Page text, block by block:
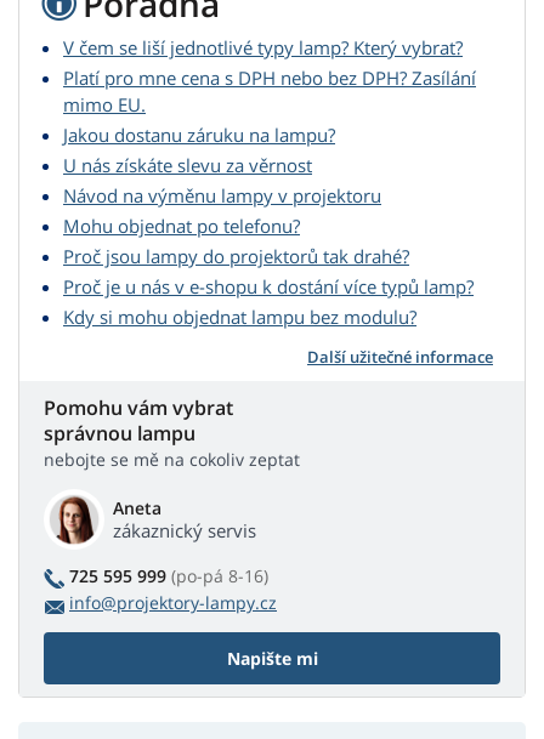
V čem se liší jednotlivé typy lamp? Který vybrat?
Platí pro mne cena s DPH nebo bez DPH? Zasílání
mimo EU.
Jakou dostanu záruku na lampu?
U nás získáte slevu za věrnost
Návod na výměnu lampy v projektoru
Mohu objednat po telefonu?
Proč jsou lampy do projektorů tak drahé?
Proč je u nás v e-shopu k dostání více typů lamp?
Kdy si mohu objednat lampu bez modulu?
Další užitečné informace
Pomohu vám vybrat
správnou lampu
nebojte se mě na cokoliv zeptat
Aneta
zákaznický servis
725 595 999 (po-pá 8-16)
info@projektory-lampy.cz
Napište mi